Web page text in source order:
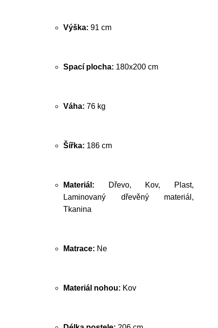
Výška: 91 cm
Spací plocha: 180x200 cm
Váha: 76 kg
Šířka: 186 cm
Materiál: Dřevo, Kov, Plast,
Laminovaný dřevěný materiál,
Tkanina
Matrace: Ne
Materiál nohou: Kov